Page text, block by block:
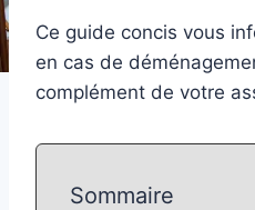
Ce guide concis vous
en cas de
complément de votre
Sommaire